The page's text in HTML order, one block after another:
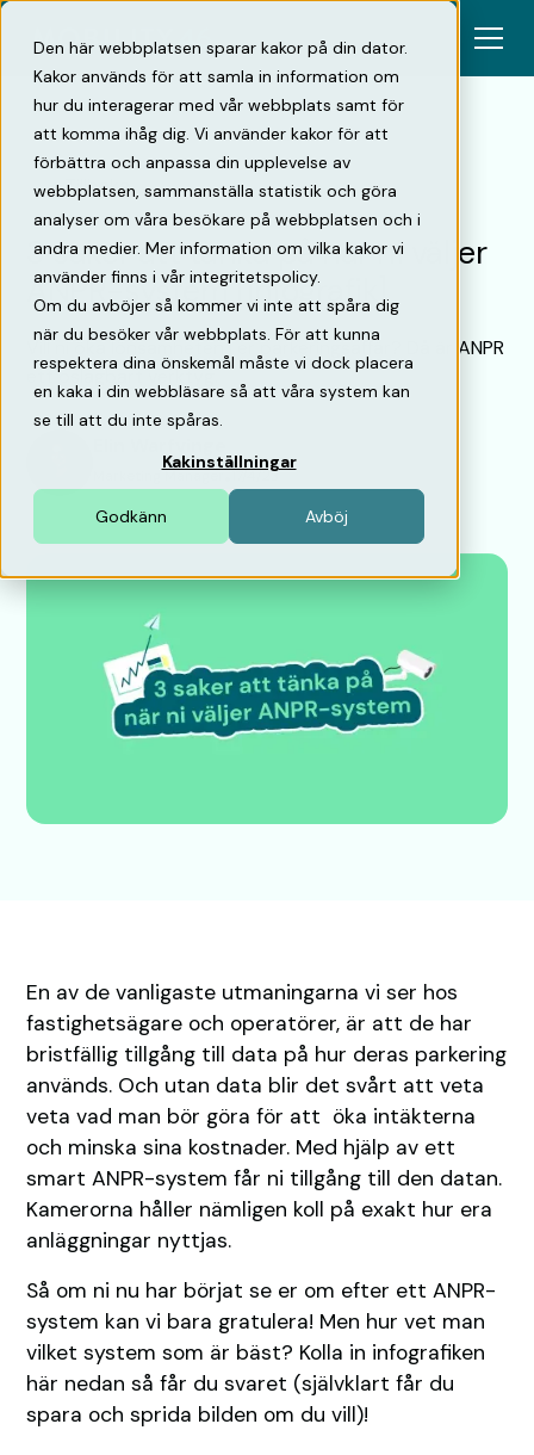
Den här webbplatsen sparar kakor på din dator.
Kakor används för att samla in information om
hur du interagerar med vår webbplats samt för
att komma ihåg dig. Vi använder kakor för att
förbättra och anpassa din upplevelse av
webbplatsen, sammanställa statistik och göra
analyser om våra besökare på webbplatsen och i
andra medier. Mer information om vilka kakor vi
använder finns i vår integritetspolicy.
Om du avböjer så kommer vi inte att spåra dig
när du besöker vår webbplats. För att kunna
respektera dina önskemål måste vi dock placera
en kaka i din webbläsare så att våra system kan
se till att du inte spåras.
Kakinställningar
Godkänn Avböj
Tillbaka
3 saker att tänka på när ni väljer
ANPR-system [infografik]
Vill ni öka lönsamheten i er parkeringsaffär? Då är ANPR
ett oslagbart verktyg.
Marketing Manager 17/4/23
En av de vanligaste utmaningarna vi ser hos
fastighetsägare och operatörer, är att de har
bristfällig tillgång till data på hur deras parkering
används. Och utan data blir det svårt att veta
veta vad man bör göra för att öka intäkterna
och minska sina kostnader. Med hjälp av ett
smart ANPR-system får ni tillgång till den datan.
Kamerorna håller nämligen koll på exakt hur era
anläggningar nyttjas.
Så om ni nu har börjat se er om efter ett ANPR-
system kan vi bara gratulera! Men hur vet man
vilket system som är bäst? Kolla in infografiken
här nedan så får du svaret (självklart får du
spara och sprida bilden om du vill)!